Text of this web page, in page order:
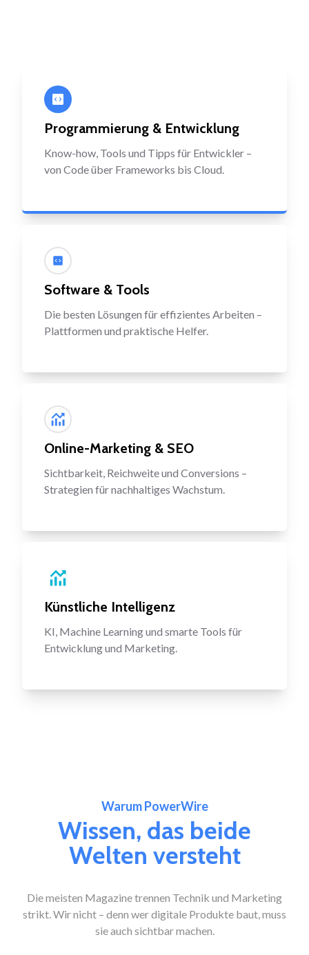
Programmierung & Entwicklung
Know-how, Tools und Tipps für Entwickler –
von Code über Frameworks bis Cloud.
Software & Tools
Die besten Lösungen für effizientes Arbeiten –
Plattformen und praktische Helfer.
Online-Marketing & SEO
Sichtbarkeit, Reichweite und Conversions –
Strategien für nachhaltiges Wachstum.
Künstliche Intelligenz
KI, Machine Learning und smarte Tools für
Entwicklung und Marketing.
Warum PowerWire
Wissen, das beide
Welten versteht
Die meisten Magazine trennen Technik und Marketing
strikt. Wir nicht – denn wer digitale Produkte baut, muss
sie auch sichtbar machen.